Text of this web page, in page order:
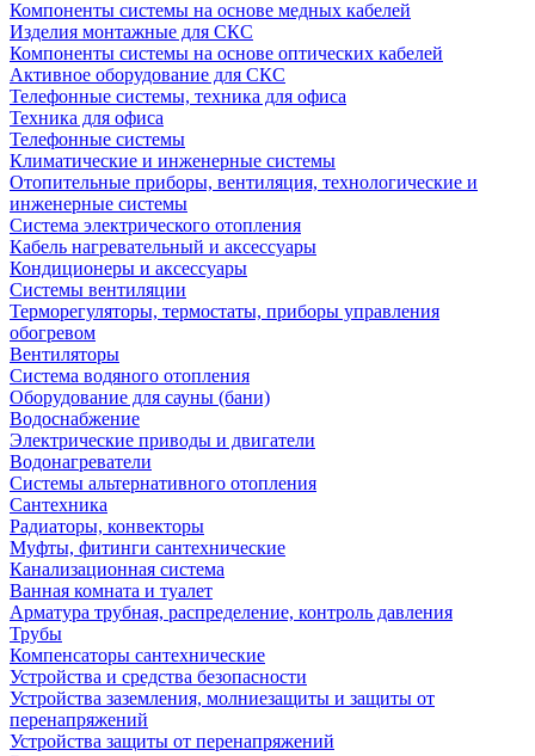
Компоненты системы на основе медных кабелей
Изделия монтажные для СКС
Компоненты системы на основе оптических кабелей
Активное оборудование для СКС
Телефонные системы, техника для офиса
Техника для офиса
Телефонные системы
Климатические и инженерные системы
Отопительные приборы, вентиляция, технологические и
инженерные системы
Система электрического отопления
Кабель нагревательный и аксессуары
Кондиционеры и аксессуары
Системы вентиляции
Терморегуляторы, термостаты, приборы управления
обогревом
Вентиляторы
Система водяного отопления
Оборудование для сауны (бани)
Водоснабжение
Электрические приводы и двигатели
Водонагреватели
Системы альтернативного отопления
Сантехника
Радиаторы, конвекторы
Муфты, фитинги сантехнические
Канализационная система
Ванная комната и туалет
Арматура трубная, распределение, контроль давления
Трубы
Компенсаторы сантехнические
Устройства и средства безопасности
Устройства заземления, молниезащиты и защиты от
перенапряжений
Устройства защиты от перенапряжений